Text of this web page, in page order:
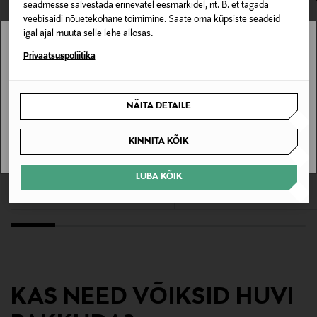
seadmesse salvestada erinevatel eesmärkidel, nt. B. et tagada
veebisaidi nõuetekohane toimimine. Saate oma küpsiste seadeid
igal ajal muuta selle lehe allosas.
Privaatsuspoliitika
NÄITA DETAILE
KINNITA KÕIK
LUBA KÕIK
Materjal
teras
One size
Tootjamaa
SAKSAMAA
EELIS KUPONGIGA EELIS KUPONGIGA
KAS NEED VÕIKSID HUVI
Stockmann pole Sinu riigis saadaval.
SAAN ARU